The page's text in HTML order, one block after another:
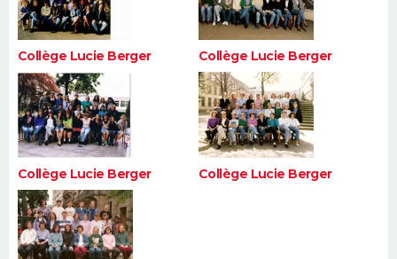
Collège Lucie Berger Collège Lucie Berger
Collège Lucie Berger Collège Lucie Berger